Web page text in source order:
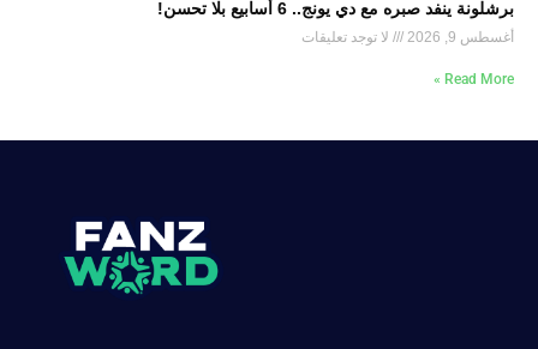
برشلونة ينفد صبره مع دي يونج.. 6 أسابيع بلا تحسن!
أغسطس 9, 2026 لا توجد تعليقات
Read More »